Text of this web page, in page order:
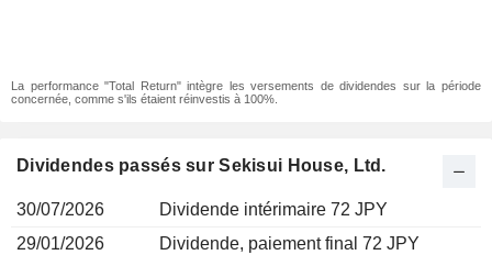
La performance "Total Return" intègre les versements de dividendes sur la période
concernée, comme s'ils étaient réinvestis à 100%.
Dividendes passés sur Sekisui House, Ltd.
30/07/2026
Dividende intérimaire 72 JPY
29/01/2026
Dividende, paiement final 72 JPY